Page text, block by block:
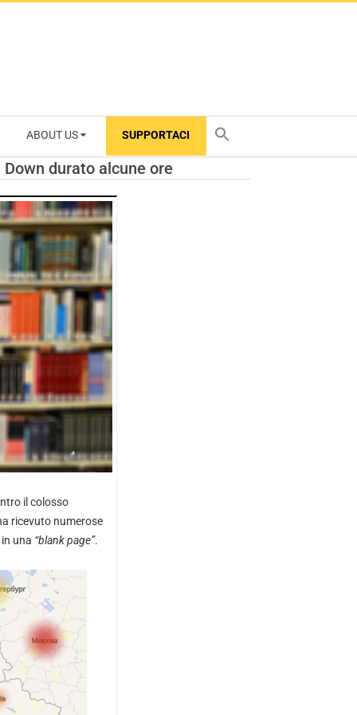
ABOUT US SUPPORTACI
durato alcune ore
il colosso
ricevuto numerose
una “blank page”.